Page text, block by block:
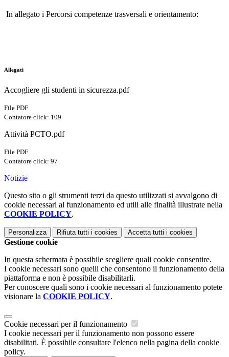
In allegato i Percorsi competenze trasversali e orientamento:
Allegati
Accogliere gli studenti in sicurezza.pdf
File PDF
Contatore click: 109
Attività PCTO.pdf
File PDF
Contatore click: 97
Notizie
Questo sito o gli strumenti terzi da questo utilizzati si avvalgono di
cookie necessari al funzionamento ed utili alle finalità illustrate nella
COOKIE POLICY.
Personalizza Rifiuta tutti i cookies Accetta tutti i cookies
Gestione cookie
In questa schermata è possibile scegliere quali cookie consentire.
I cookie necessari sono quelli che consentono il funzionamento della
piattaforma e non è possibile disabilitarli.
Per conoscere quali sono i cookie necessari al funzionamento potete
visionare la COOKIE POLICY.
Cookie necessari per il funzionamento
I cookie necessari per il funzionamento non possono essere
disabilitati. È possibile consultare l'elenco nella pagina della cookie
policy.